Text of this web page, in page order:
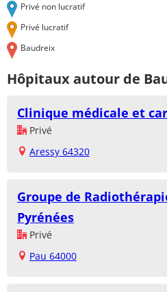
Privé non lucratif
Privé lucratif
Baudreix
Hôpitaux autour de
Clinique médicale et
Privé
Aressy 64320
Groupe de
Pyrénées
Privé
Pau 64000